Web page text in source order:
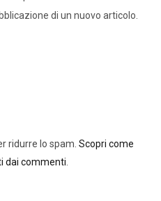
di un nuovo articolo.
ridurre lo spam. Scopri come
dai commenti